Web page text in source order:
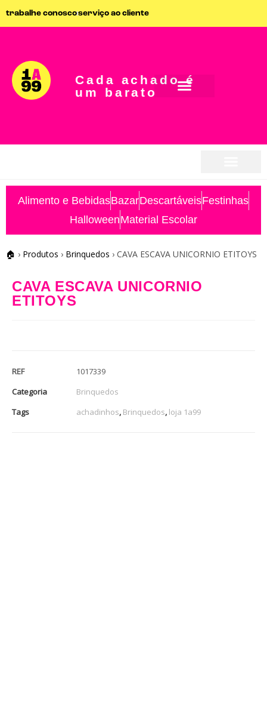
trabalhe conoscoserviço ao cliente
Cada achado é
um barato
Alimento e BebidasBazarDescartáveisFestinhas
HalloweenMaterial Escolar
🏠 › Produtos › Brinquedos › CAVA ESCAVA UNICORNIO ETITOYS
CAVA ESCAVA UNICORNIO
ETITOYS
REF
1017339
Categoria
Brinquedos
Tags
achadinhos, Brinquedos, loja 1a99